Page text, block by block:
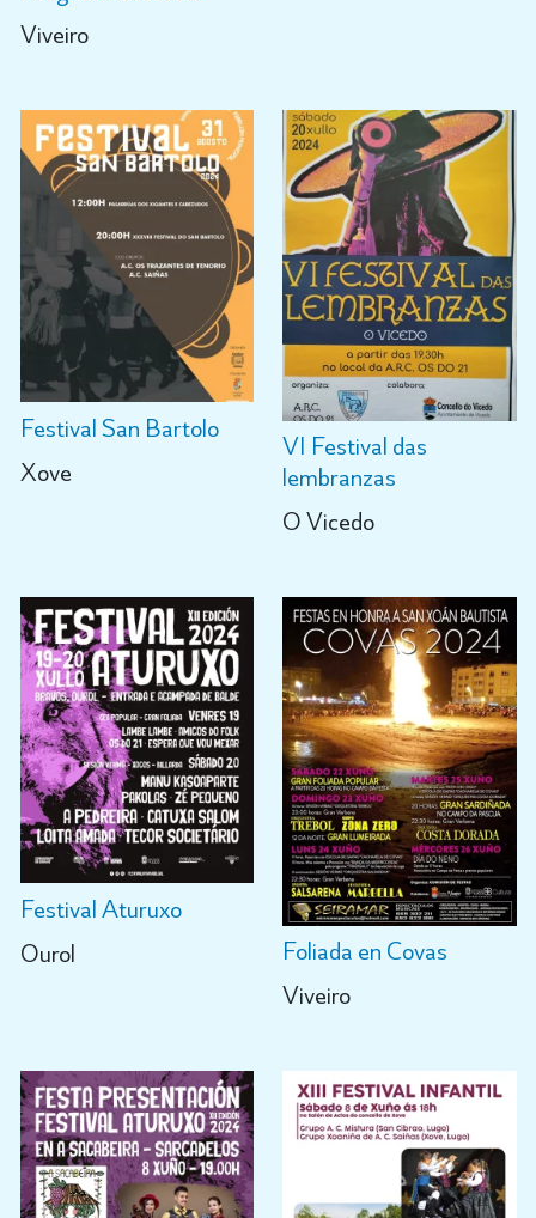
Viveiro
Festival San Bartolo
Xove
VI Festival das
lembranzas
O Vicedo
Festival Aturuxo
Ourol
Foliada en Covas
Viveiro